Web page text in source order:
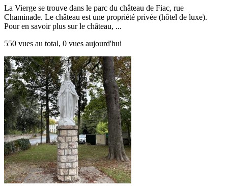
La Vierge se trouve dans le parc du château de Fiac, rue
Chaminade. Le château est une propriété privée (hôtel de luxe).
Pour en savoir plus sur le château, ...
550 vues au total, 0 vues aujourd'hui